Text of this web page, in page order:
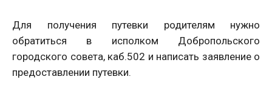
Для получения путевки родителям нужно
обратиться в исполком Добропольского
городского совета, каб.502 и написать заявление о
предоставлении путевки.